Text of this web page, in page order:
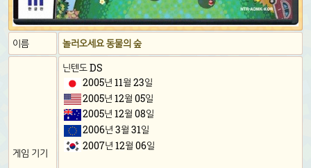
이름 놀러오세요 동물의 숲
게임 기기
닌텐도 DS
2005년 11월 23일
2005년 12월 05일
2005년 12월 08일
2006년 3월 31일
2007년 12월 06일